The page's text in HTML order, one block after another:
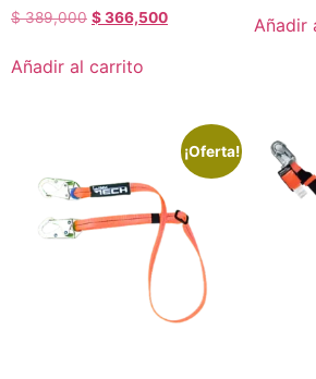
$389,000 $366,500
Añadir al carrito
Añadir
¡Oferta!